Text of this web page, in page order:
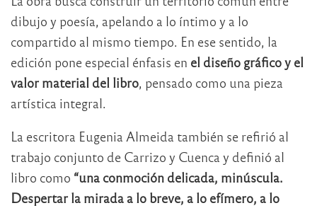
dibujo y poesía, apelando a lo íntimo y a lo
compartido al mismo tiempo. En ese sentido, la
edición pone especial énfasis en el diseño gráfico y el
valor material del libro, pensado como una pieza
artística integral.
La escritora Eugenia Almeida también se refirió al
trabajo conjunto de Carrizo y Cuenca y definió al
libro como “una conmoción delicada, minúscula.
Despertar la mirada a lo breve, a lo efímero, a lo